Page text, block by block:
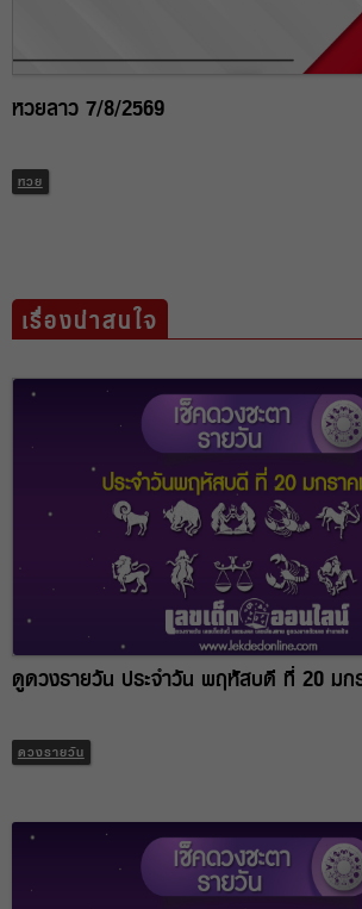
หวยลาว 7/8/2569
หวย
เรื่องน่าสนใจ
ดูดวงรายวัน ประจำวัน พฤหัสบดี ที่ 20 มก
ดวงรายวัน